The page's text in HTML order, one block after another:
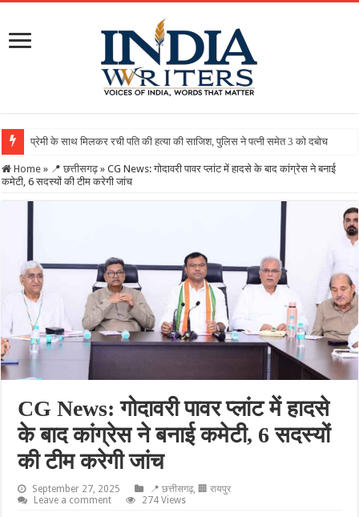
Home » 📍 छत्तीसगढ़ » CG News: गोदावरी पावर प्लांट में हादसे के बाद कांग्रेस ने बनाई
कमेटी, 6 सदस्यों की टीम करेगी जांच
CG News: गोदावरी पावर प्लांट में हादसे
के बाद कांग्रेस ने बनाई कमेटी, 6 सदस्यों
की टीम करेगी जांच
September 27, 2025 📍 छत्तीसगढ़, 🏢 रायपुर
Leave a comment
274 Views